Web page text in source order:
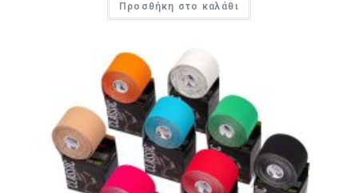
Προσθήκη στο καλάθι